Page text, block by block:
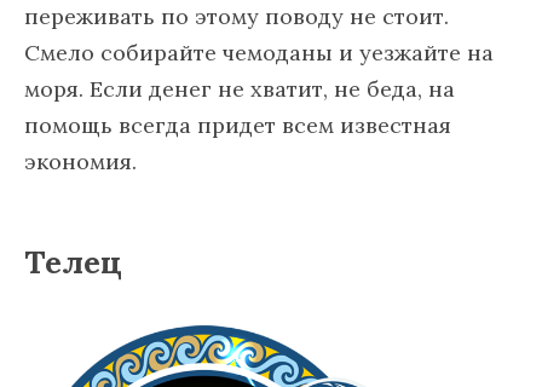
переживать по этому поводу не стоит.
Смело собирайте чемоданы и уезжайте на
моря. Если денег не хватит, не беда, на
помощь всегда придет всем известная
экономия.
Телец